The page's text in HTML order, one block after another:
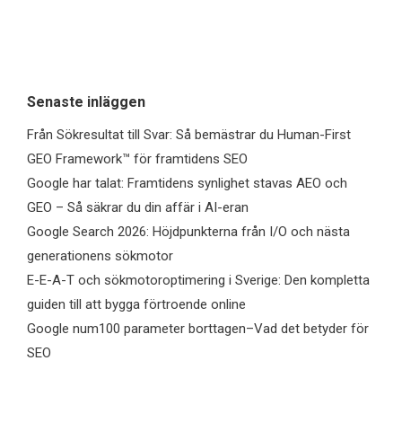
Senaste inläggen
Från Sökresultat till Svar: Så bemästrar du Human-First
GEO Framework™ för framtidens SEO
Google har talat: Framtidens synlighet stavas AEO och
GEO – Så säkrar du din affär i AI-eran
Google Search 2026: Höjdpunkterna från I/O och nästa
generationens sökmotor
E-E-A-T och sökmotoroptimering i Sverige: Den kompletta
guiden till att bygga förtroende online
Google num100 parameter borttagen–Vad det betyder för
SEO